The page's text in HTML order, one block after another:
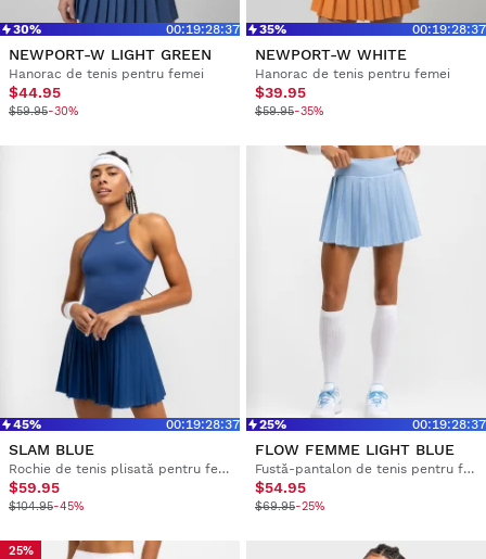
30% 00:19:28:36
NEWPORT-W LIGHT GREEN
Hanorac de tenis pentru femei
$44.95
$59.95-30%
35% 00:19:28:36
NEWPORT-W WHITE
Hanorac de tenis pentru femei
$39.95
$59.95-35%
45% 00:19:28:36
SLAM BLUE
Rochie de tenis plisată pentru femei
$59.95
$104.95-45%
25% 00:19:28:36
FLOW FEMME LIGHT BLUE
Fustă-pantalon de tenis pentru femei, cu talie înaltă
$54.95
$69.95-25%
25%